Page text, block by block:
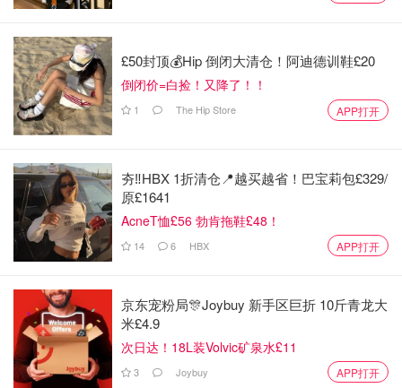
场地内会有咖啡店、冰淇淋店、饮品店等各种设施，但是是
直接卡点进去看你所感兴趣的剧目。
2024 West End LIVE剧目表
West End Live剧目一般在当年6月演出，请收藏此文章，时
君君提示：你也可以写原创文章，点此查看详情 >>
本文由VeronicasTeatime原创，著作权归作者本人和英国省钱快
报共同所有， 未经许可不得转载。封面图来自westendlive，文
章仅代表作者看法， 如有更多内容分享或是对文中观点有不同见
解， 省钱快报欢迎您的投稿。
英国生活
£50封顶💰Hip 倒闭大清仓！阿迪德训鞋£20
倒闭价=白捡！又降了！！
1 The Hip Store APP打开
夯‼️HBX 1折清仓📍越买越省！巴宝莉包£329/
原£1641
AcneT恤£56 勃肯拖鞋£48！
14 6 HBX APP打开
京东宠粉局🎊Joybuy 新手区巨折 10斤青龙大
米£4.9
次日达！18L装Volvic矿泉水£11
3 Joybuy APP打开